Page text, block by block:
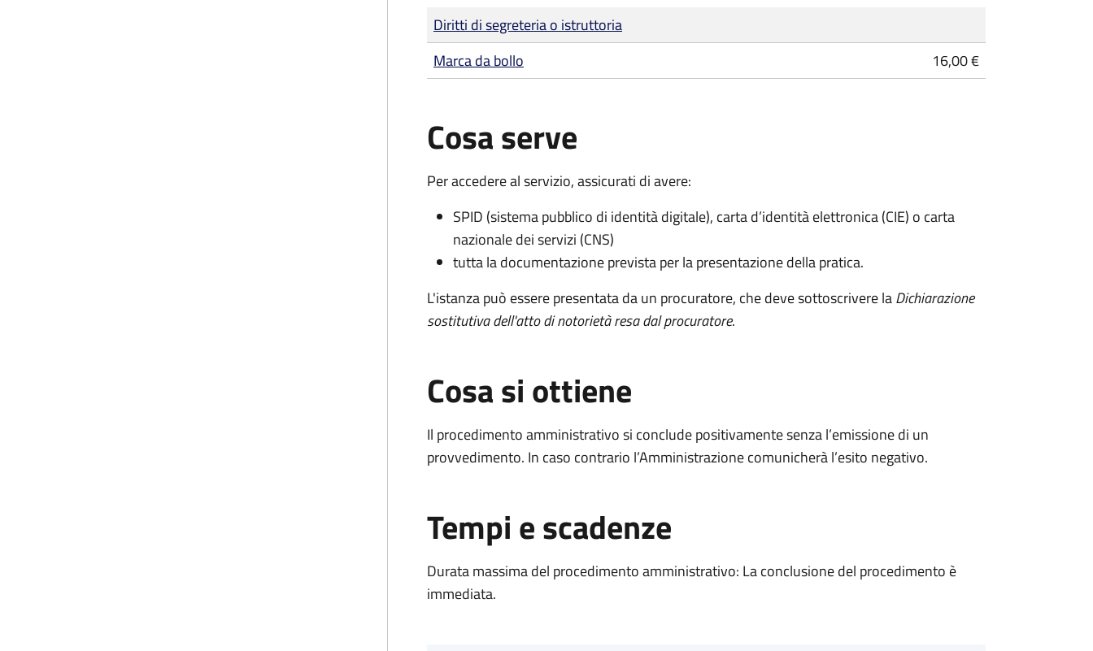
Tipo di pagamento
Importo
Diritti di segreteria o istruttoria
Marca da bollo
16,00 €
Cosa serve
Per accedere al servizio, assicurati di avere:
SPID (sistema pubblico di identità digitale), carta d’identità elettronica (CIE) o carta
nazionale dei servizi (CNS)
tutta la documentazione prevista per la presentazione della pratica.
L'istanza può essere presentata da un procuratore, che deve sottoscrivere laDichiarazione
sostitutiva dell'atto di notorietà resa dal procuratore.
Cosa si ottiene
Il procedimento amministrativo si conclude positivamente senza l’emissione di un
provvedimento. In caso contrario l’Amministrazione comunicherà l’esito negativo.
Tempi e scadenze
Durata massima del procedimento amministrativo: La conclusione del procedimento è
immediata.